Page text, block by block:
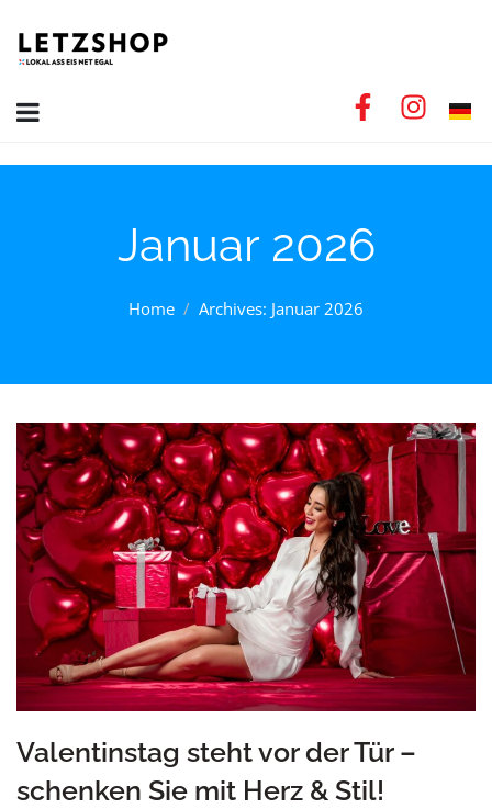
Januar 2026
Home Archives: Januar 2026
Valentinstag steht vor der Tür –
schenken Sie mit Herz & Stil!